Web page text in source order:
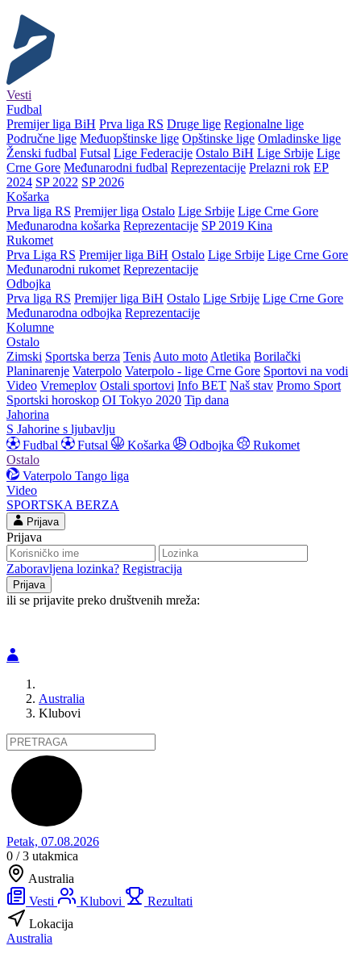
Vesti
Fudbal
Premijer liga BiH Prva liga RS Druge lige Regionalne lige
Područne lige Međuopštinske lige Opštinske lige Omladinske lige
Ženski fudbal Futsal Lige Federacije Ostalo BiH Lige Srbije Lige
Crne Gore Međunarodni fudbal Reprezentacije Prelazni rok EP
2024 SP 2022 SP 2026
Košarka
Prva liga RS Premijer liga Ostalo Lige Srbije Lige Crne Gore
Međunarodna košarka Reprezentacije SP 2019 Kina
Rukomet
Prva Liga RS Premijer liga BiH Ostalo Lige Srbije Lige Crne Gore
Međunarodni rukomet Reprezentacije
Odbojka
Prva liga RS Premijer liga BiH Ostalo Lige Srbije Lige Crne Gore
Međunarodna odbojka Reprezentacije
Kolumne
Ostalo
Zimski Sportska berza Tenis Auto moto Atletika Borilački
Planinarenje Vaterpolo Vaterpolo - lige Crne Gore Sportovi na vodi
Video Vremeplov Ostali sportovi Info BET Naš stav Promo Sport
Sportski horoskop OI Tokyo 2020 Tip dana
Jahorina
S Jahorine s ljubavlju
Fudbal
Futsal Košarka Odbojka
Rukomet
Ostalo
Vaterpolo Tango liga
Video
SPORTSKA BERZA
Prijava
Prijava
Zaboravljena lozinka? Registracija
ili se prijavite preko društvenih mreža:
Australia
Klubovi
Petak, 07.08.2026
0 / 3 utakmica
Australia
Vesti
Klubovi
Rezultati
Lokacija
Australia